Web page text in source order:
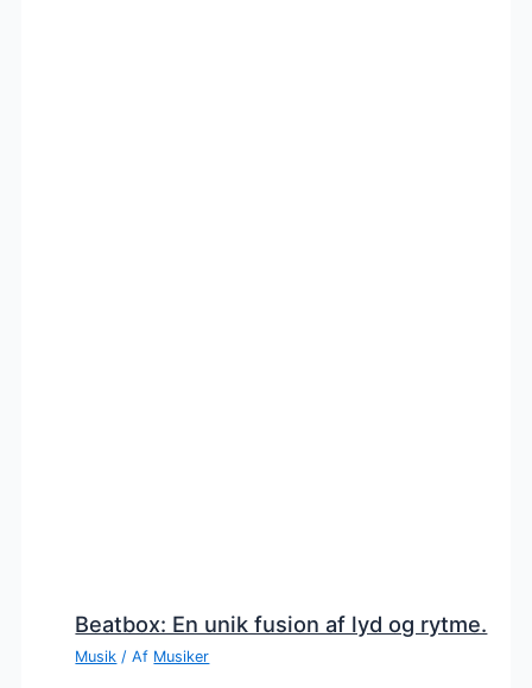
Beatbox: En unik fusion af lyd og rytme.
Musik / Af Musiker